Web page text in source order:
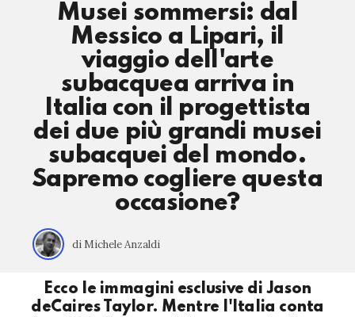
Musei sommersi: dal
Messico a Lipari, il
viaggio dell'arte
subacquea arriva in
Italia con il progettista
dei due più grandi musei
subacquei del mondo.
Sapremo cogliere questa
occasione?
di Michele Anzaldi
Ecco le immagini esclusive di Jason
deCaires Taylor. Mentre l'Italia conta